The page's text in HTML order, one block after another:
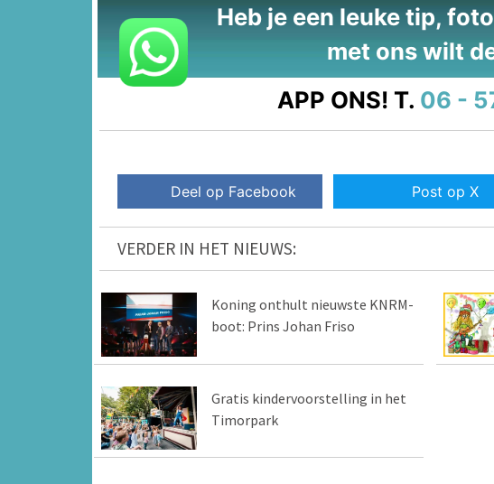
Heb je een leuke tip,
met ons wilt
APP ONS! T. 06 -
Deel op Facebook Post op X
VERDER IN HET NIEUWS:
Koning onthult nieuwste KNRM-
boot: Prins Johan Friso
Gratis kindervoorstelling in het
Timorpark